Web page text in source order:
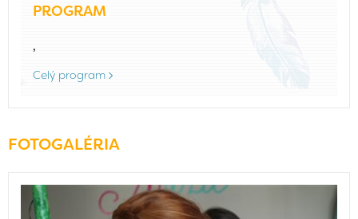
PROGRAM
,
Celý program
FOTOGALÉRIA